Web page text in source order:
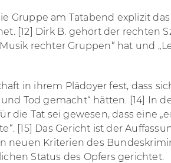
Gruppe am Tatabend explizit
[12] Dirk B. gehört der rechten
rechter Gruppen“ hat und
in ihrem Plädoyer fest, dass
Tod gemacht“ hätten. [14]
die Tat sei gewesen, dass eine
[15] Das Gericht ist der
Kriterien des
Status des Opfers gerichtet.